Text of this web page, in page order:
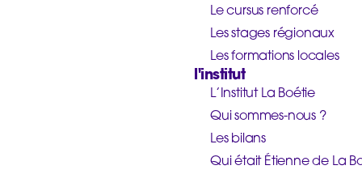
Le cursus renforcé
Les stages régionaux
Les formations locales
l'institut
L’Institut La Boétie
Qui sommes-nous ?
Les bilans
Qui était Étienne de La